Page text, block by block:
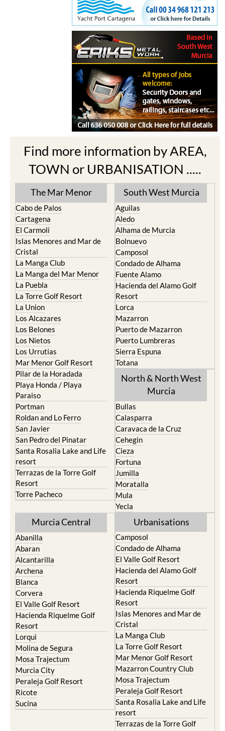
Find more information by AREA,
TOWN or URBANISATION .....
The Mar Menor
Cabo de Palos
Cartagena
El Carmoli
Islas Menores and Mar de
Cristal
La Manga Club
La Manga del Mar Menor
La Puebla
La Torre Golf Resort
La Union
Los Alcazares
Los Belones
Los Nietos
Los Urrutias
Mar Menor Golf Resort
Pilar de la Horadada
Playa Honda / Playa
Paraiso
Portman
Roldan and Lo Ferro
San Javier
San Pedro del Pinatar
Santa Rosalia Lake and Life
resort
Terrazas de la Torre Golf
Resort
Torre Pacheco
South West Murcia
Aguilas
Aledo
Alhama de Murcia
Bolnuevo
Camposol
Condado de Alhama
Fuente Alamo
Hacienda del Alamo Golf
Resort
Lorca
Mazarron
Puerto de Mazarron
Puerto Lumbreras
Sierra Espuna
Totana
North & North West
Murcia
Bullas
Calasparra
Caravaca de la Cruz
Cehegin
Cieza
Fortuna
Jumilla
Moratalla
Mula
Yecla
Murcia Central
Abanilla
Abaran
Alcantarilla
Archena
Blanca
Corvera
El Valle Golf Resort
Hacienda Riquelme Golf
Resort
Lorqui
Molina de Segura
Mosa Trajectum
Murcia City
Peraleja Golf Resort
Ricote
Sucina
Urbanisations
Camposol
Condado de Alhama
El Valle Golf Resort
Hacienda del Alamo Golf
Resort
Hacienda Riquelme Golf
Resort
Islas Menores and Mar de
Cristal
La Manga Club
La Torre Golf Resort
Mar Menor Golf Resort
Mazarron Country Club
Mosa Trajectum
Peraleja Golf Resort
Santa Rosalia Lake and Life
resort
Terrazas de la Torre Golf